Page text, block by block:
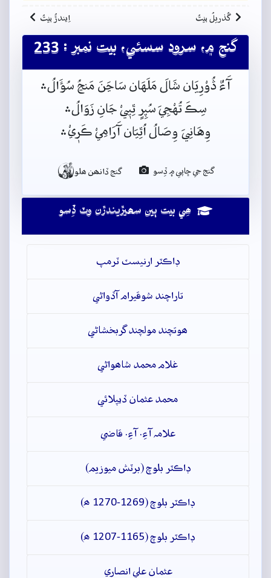
گُذريلُ بيتُ اِيندڙُ بيتُ
گنج ۾، سرود سسئي، بيت نمبر : 233
آَءٌ ڎُوْرِيَان شَالَ مَلَهَان سَاڃَنَ مَنڃُ سُؤَالُ﮶
سِڪَ تُهْجِيَ سُپِرٍ ٿِيٖيْ جَانِ زَوَالُ﮶
وِهَانِيَ وِصَالُ اُٿِيَان آَرَامِيْ ڪَرٖيْ﮶
گنج جي ڇاپي ۾ ڏِسو گنج ڏانھن ھلو
ھِي بيت ٻين سھيڙيندڙن وٽ ڏِسو
ڊاڪٽر ارنيسٽ ٽرمپ
تاراچند شوقيرام آڏواڻي
ھوتچند مولچند گربخشاڻي
غلام محمد شاھواڻي
محمد عثمان ڏيپلائي
علامہ آءِ. آءِ. قاضي
ڊاڪٽر بلوچ (برٽش ميوزيم)
ڊاڪٽر بلوچ (1269-1270 ھ)
ڊاڪٽر بلوچ (1165-1207 ھ)
عثمان علي انصاري